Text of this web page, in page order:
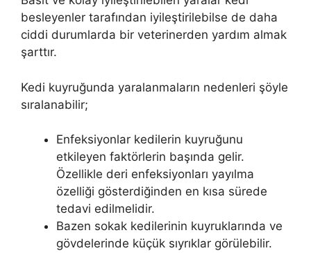
besleyenler tarafından iyileştirilebilse de daha
ciddi durumlarda bir veterinerden yardım almak
şarttır.
Kedi kuyruğunda yaralanmaların nedenleri şöyle
sıralanabilir;
Enfeksiyonlar kedilerin kuyruğunu
etkileyen faktörlerin başında gelir.
Özellikle deri enfeksiyonları yayılma
özelliği gösterdiğinden en kısa sürede
tedavi edilmelidir.
Bazen sokak kedilerinin kuyruklarında ve
gövdelerinde küçük sıyrıklar görülebilir.